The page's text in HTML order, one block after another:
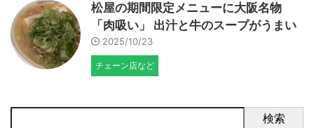
松屋の期間限定メニューに大阪名物
「肉吸い」 出汁と牛のスープがうまい
2025/10/23
チェーン店など
検索